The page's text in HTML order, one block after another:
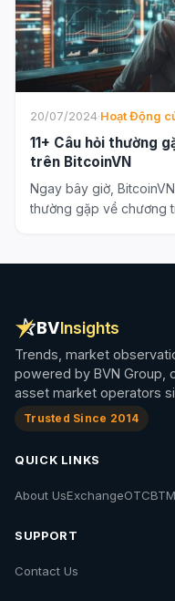
20/07/2024·Hoạt Động
11+ Câu hỏi thường
trên BitcoinVN
Ngay bây giờ,
thường gặp về chương
BVInsights
Trends, market
powered by BVN Group,
asset market operators
Trusted Since 2014
QUICK LINKS
About UsExchangeOTCBTM
SUPPORT
Contact Us